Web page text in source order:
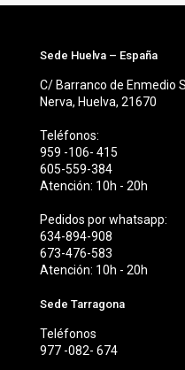
la
producto
Sede Huelva – España
C/ Barranco de Enmedio
Nerva, Huelva, 21670
Teléfonos:
959 -106- 415
605-559-384
Atención: 10h - 20h
Pedidos por whatsapp:
634-894-908
673-476-583
Atención: 10h - 20h
Sede Tarragona
Teléfonos
977 -082- 674